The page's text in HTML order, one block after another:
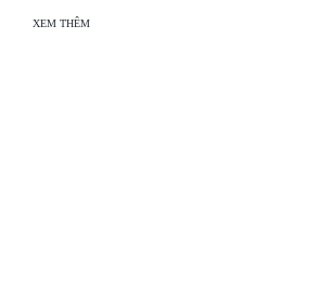
XEM THÊM